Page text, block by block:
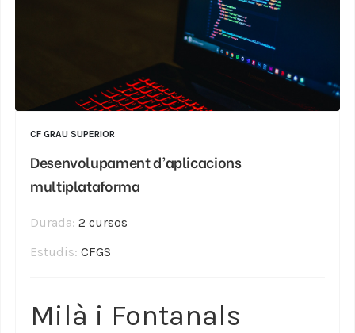
CF GRAU SUPERIOR
Desenvolupament d’aplicacions
multiplataforma
Durada: 2 cursos
Estudis: CFGS
Milà i Fontanals